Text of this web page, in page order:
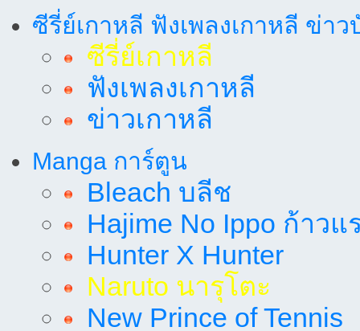
ซีรี่ย์เกาหลี ฟังเพลงเกาหลี ข่าว
ซีรี่ย์เกาหลี
ฟังเพลงเกาหลี
ข่าวเกาหลี
Manga การ์ตูน
Bleach บลีช
Hajime No Ippo ก้าวแ
Hunter X Hunter
Naruto นารุโตะ
New Prince of Tennis